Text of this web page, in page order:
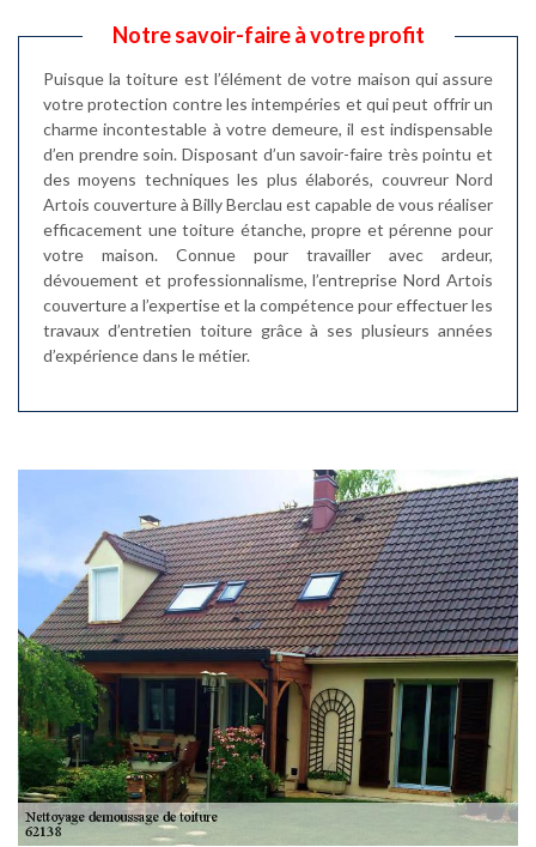
Notre savoir-faire à votre profit
Puisque la toiture est l’élément de votre maison qui assure
votre protection contre les intempéries et qui peut offrir un
charme incontestable à votre demeure, il est indispensable
d’en prendre soin. Disposant d’un savoir-faire très pointu et
des moyens techniques les plus élaborés, couvreur Nord
Artois couverture à Billy Berclau est capable de vous réaliser
efficacement une toiture étanche, propre et pérenne pour
votre maison. Connue pour travailler avec ardeur,
dévouement et professionnalisme, l’entreprise Nord Artois
couverture a l’expertise et la compétence pour effectuer les
travaux d’entretien toiture grâce à ses plusieurs années
d’expérience dans le métier.